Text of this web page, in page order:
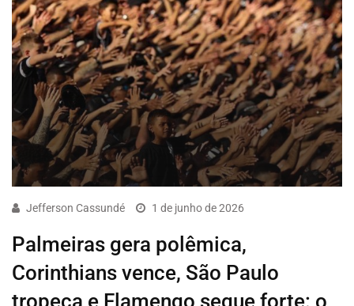
Jefferson Cassundé 1 de junho de 2026
Palmeiras gera polêmica,
Corinthians vence, São Paulo
tropeça e Flamengo segue forte: o